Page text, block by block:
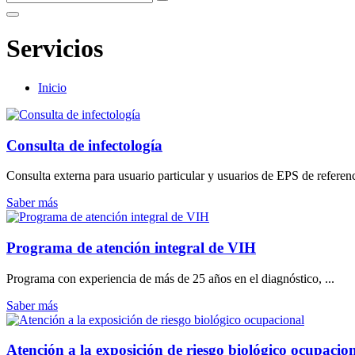
Servicios
Inicio
Consulta de infectología
Consulta externa para usuario particular y usuarios de EPS de
Saber más
Programa de atención integral de VIH
Programa con experiencia de más de 25 años en el diagnóstico, ...
Saber más
Atención a la exposición de riesgo biológico